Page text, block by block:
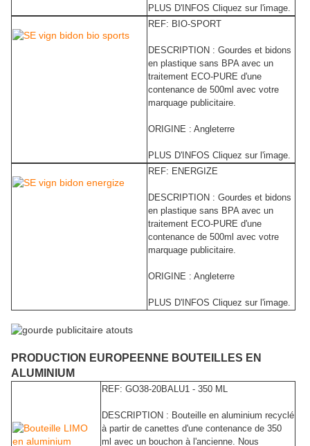
PLUS D'INFOS Cliquez sur l'image.
REF: BIO-SPORT
DESCRIPTION : Gourdes et bidons
en plastique sans BPA avec un
traitement ECO-PURE d'une
contenance de 500ml avec votre
marquage publicitaire.
ORIGINE : Angleterre
PLUS D'INFOS Cliquez sur l'image.
REF: ENERGIZE
DESCRIPTION : Gourdes et bidons
en plastique sans BPA avec un
traitement ECO-PURE d'une
contenance de 500ml avec votre
marquage publicitaire.
ORIGINE : Angleterre
PLUS D'INFOS Cliquez sur l'image.
PRODUCTION EUROPEENNE BOUTEILLES EN
ALUMINIUM
REF: GO38-20BALU1 - 350 ML
DESCRIPTION : Bouteille en aluminium recyclé
à partir de canettes d'une contenance de 350
ml avec un bouchon à l'ancienne. Nous